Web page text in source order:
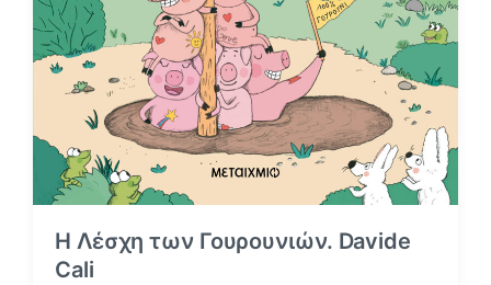
Η Λέσχη των Γουρουνιών. Davide
Cali